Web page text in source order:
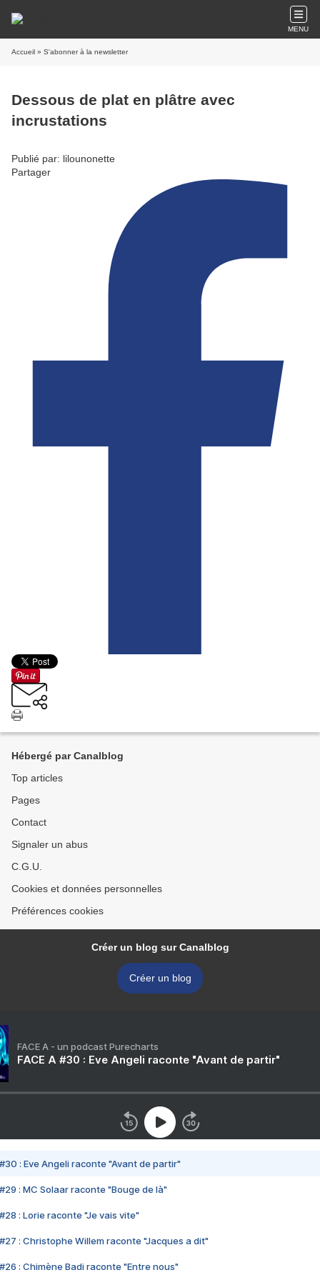
MENU
Accueil » S'abonner à la newsletter
Dessous de plat en plâtre avec
incrustations
Publié par: lilounonette
Partager
Hébergé par Canalblog
Top articles
Pages
Contact
Signaler un abus
C.G.U.
Cookies et données personnelles
Préférences cookies
Créer un blog sur Canalblog
Créer un blog
FACE A - un podcast Purecharts
FACE A #30 : Eve Angeli raconte "Avant de partir"
#30 : Eve Angeli raconte "Avant de partir"
#29 : MC Solaar raconte "Bouge de là"
#28 : Lorie raconte "Je vais vite"
#27 : Christophe Willem raconte "Jacques a dit"
#26 : Chimène Badi raconte "Entre nous"